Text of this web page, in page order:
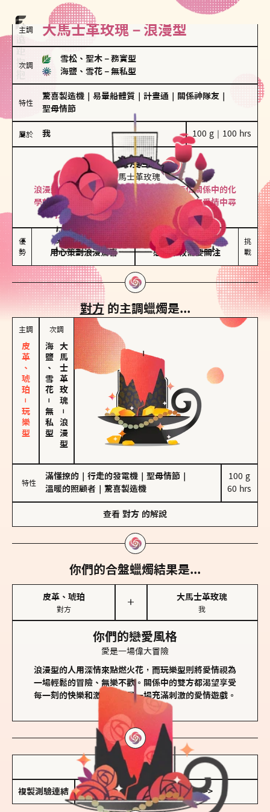
主調 大馬士革玫瑰－浪漫型
次調
雪松、聖木 － 務實型
海鹽、雪花 － 無私型
特性
驚喜製造機 易暈船體質 計畫通 關係神隊友
聖母情節
屬於 我 100 g｜100 hrs
浪漫型
大馬士革玫瑰
浪漫型的人以激情與性吸引力為基礎，深信關係中的化
學效應，認為每次相遇都是命中註定。傾向在愛情中尋
找火花，經常表達對另一半的愛意和讚美。
優
勢
保持戀愛新鮮感
用心策劃浪漫驚喜
情緒起伏較大
感情中較需要關注
挑
戰
對方的主調蠟燭是...
主調
皮革、琥珀－玩樂型
次調
海鹽、雪花
－
無私型
大馬士革玫瑰
－
浪漫型
特性
滿懂撩的 行走的發電機 聖母情節
溫暖的照顧者
驚喜製造機
100 g
60 hrs
查看 對方 的解說
你們的合盤蠟燭結果是...
皮革、琥珀
對方
＋
大馬士革玫瑰
我
你們的戀愛風格
愛是一場偉大冒險
浪漫型的人用深情來點燃火花，而玩樂型則將愛情視為
一場輕鬆的冒險、無樂不歡。關係中的雙方都渴望享受
每一刻的快樂和激動，像是一場充滿刺激的愛情遊戲。
儲存我的結果圖
複製測驗連結 查看香氛類型全解析 >>>